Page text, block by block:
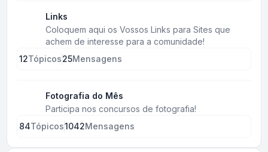
Links
Coloquem aqui os Vossos Links para Sites que
achem de interesse para a comunidade!
12Tópicos25Mensagens
Fotografia do Mês
Participa nos concursos de fotografia!
84Tópicos1042Mensagens